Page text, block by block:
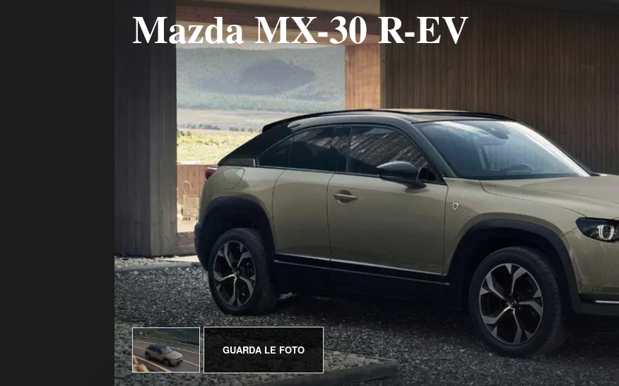
Mazda MX-30 R-EV
GUARDA LE FOTO